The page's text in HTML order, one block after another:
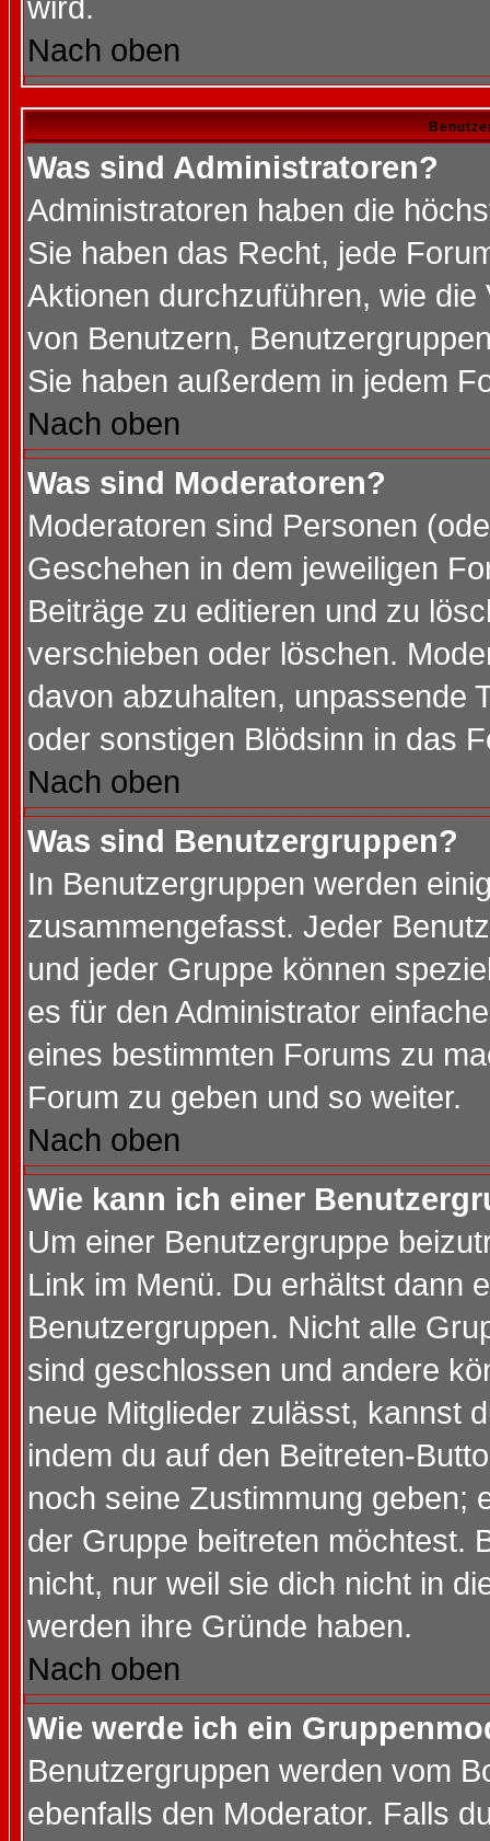
wird.
Nach oben
Was sind Administratoren?
Administratoren haben die
Sie haben das Recht, jede
Aktionen durchzuführen, wie
von Benutzern,
Sie haben außerdem in jedem
Nach oben
Was sind Moderatoren?
Moderatoren sind Personen
Geschehen in dem jeweiligen
Beiträge zu editieren und zu
verschieben oder löschen.
davon abzuhalten, unpassende
oder sonstigen Blödsinn in das
Nach oben
Was sind Benutzergruppen?
In Benutzergruppen werden
zusammengefasst. Jeder
und jeder Gruppe können
es für den Administrator
eines bestimmten Forums zu
Forum zu geben und so weiter.
Nach oben
Wie kann ich einer
Um einer Benutzergruppe
Link im Menü. Du erhältst dann
Benutzergruppen. Nicht alle
sind geschlossen und andere
neue Mitglieder zulässt, kannst
indem du auf den Beitreten-
noch seine Zustimmung geben;
der Gruppe beitreten möchtest.
nicht, nur weil sie dich nicht in
werden ihre Gründe haben.
Nach oben
Wie werde ich ein
Benutzergruppen werden vom
ebenfalls den Moderator. Falls